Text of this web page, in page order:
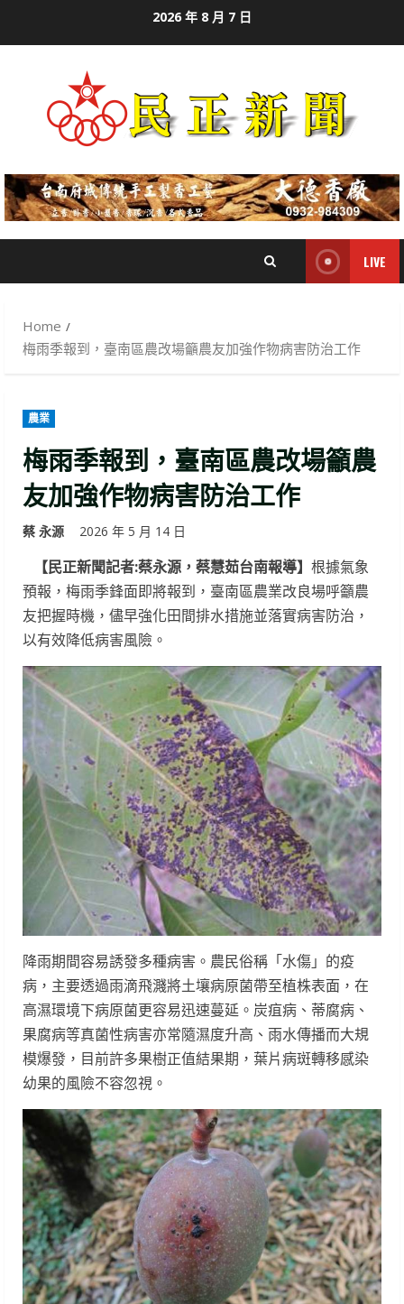
2026 年 8 月 7 日
LIVE
Home
梅雨季報到，臺南區農改場籲農友加強作物病害防治工作
農業
梅雨季報到，臺南區農改場籲農
友加強作物病害防治工作
蔡 永源 2026 年 5 月 14 日
【民正新聞記者:蔡永源，蔡慧茹台南報導】 根據氣象
預報，梅雨季鋒面即將報到，臺南區農業改良場呼籲農
友把握時機，儘早強化田間排水措施並落實病害防治，
以有效降低病害風險。
降雨期間容易誘發多種病害。農民俗稱「水傷」的疫
病，主要透過雨滴飛濺將土壤病原菌帶至植株表面，在
高濕環境下病原菌更容易迅速蔓延。炭疽病、蒂腐病、
果腐病等真菌性病害亦常隨濕度升高、雨水傳播而大規
模爆發，目前許多果樹正值結果期，葉片病斑轉移感染
幼果的風險不容忽視。